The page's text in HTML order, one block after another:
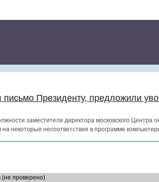
Президенту, предложили
заместителя директора московского
некоторые несоответствия в программе
проверено)